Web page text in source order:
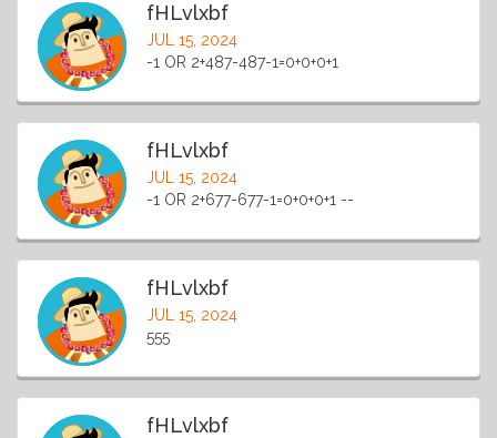
fHLvlxbf
JUL 15, 2024
-1 OR 2+487-487-1=0+0+0+1
fHLvlxbf
JUL 15, 2024
-1 OR 2+677-677-1=0+0+0+1 --
fHLvlxbf
JUL 15, 2024
555
fHLvlxbf